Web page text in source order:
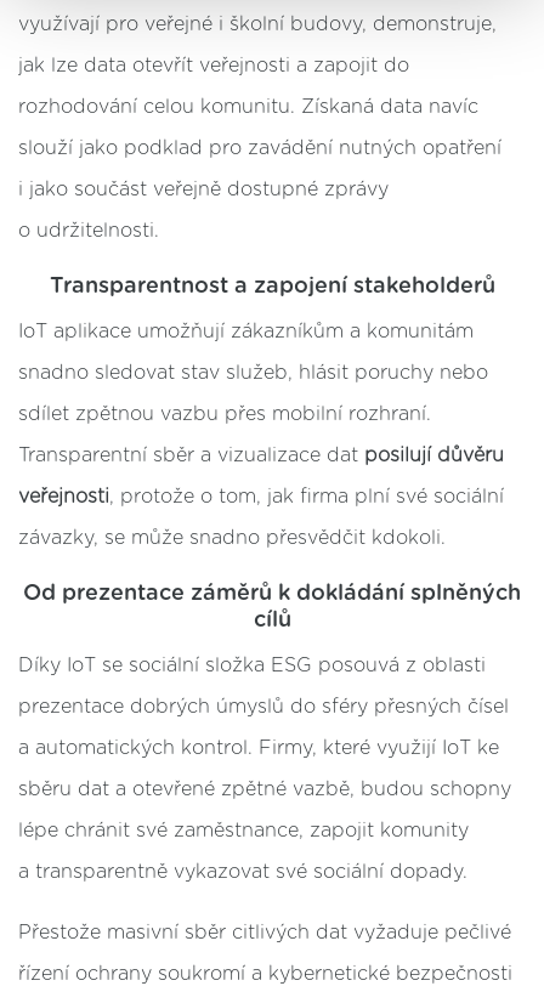
ve svém nastavení.
využívají pro veřejné i školní budovy, demonstruje,
jak lze data otevřít veřejnosti a zapojit do
rozhodování celou komunitu. Získaná data navíc
slouží jako podklad pro zavádění nutných opatření
i jako součást veřejně dostupné zprávy
o udržitelnosti.
Transparentnost a zapojení stakeholderů
IoT aplikace umožňují zákazníkům a komunitám
snadno sledovat stav služeb, hlásit poruchy nebo
sdílet zpětnou vazbu přes mobilní rozhraní.
Transparentní sběr a vizualizace dat posilují důvěru
veřejnosti, protože o tom, jak firma plní své sociální
závazky, se může snadno přesvědčit kdokoli.
Od prezentace záměrů k dokládání splněných
cílů
Díky IoT se sociální složka ESG posouvá z oblasti
prezentace dobrých úmyslů do sféry přesných čísel
a automatických kontrol. Firmy, které využijí IoT ke
sběru dat a otevřené zpětné vazbě, budou schopny
lépe chránit své zaměstnance, zapojit komunity
a transparentně vykazovat své sociální dopady.
Přestože masivní sběr citlivých dat vyžaduje pečlivé
řízení ochrany soukromí a kybernetické bezpečnosti